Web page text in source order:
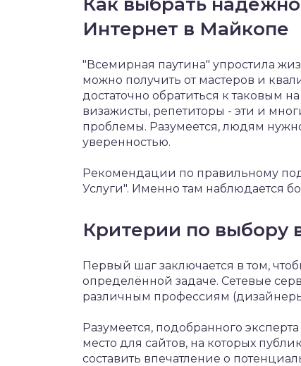
Интернет в Майкопе
"Всемирная паутина" упростила
можно получить от мастеров и
достаточно обратиться к таковым
визажисты, репетиторы - эти и
проблемы. Разумеется, людям
уверенностью.
Рекомендации по правильному
Услуги". Именно там наблюдается
Критерии по выбору
Первый шаг заключается в том,
определённой задаче. Сетевые
различным профессиям
Разумеется, подобранного
место для сайтов, на которых
составить впечатление о